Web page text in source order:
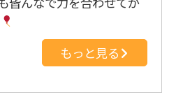
もっと見る